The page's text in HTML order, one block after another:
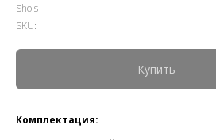
Shols
SKU:
Купить
Комплектация: